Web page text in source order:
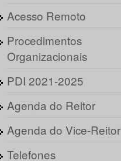
Acesso Remoto
Procedimentos
Organizacionais
PDI 2021-2025
Agenda do Reitor
Agenda do Vice-Reitor
Telefones